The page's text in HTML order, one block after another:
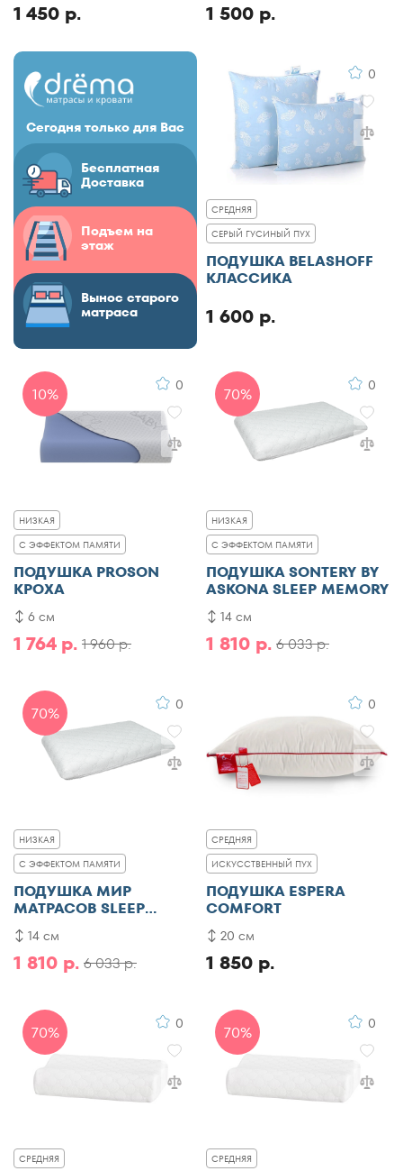
1 450 р. 1 500 р.
Сегодня только для Вас
Бесплатная
Доставка
Подъем на
этаж
Вынос старого
матраса
0
СРЕДНЯЯ
СЕРЫЙ ГУСИНЫЙ ПУХ
ПОДУШКА BELASHOFF
КЛАССИКА
1 600 р.
10% 0
НИЗКАЯ
С ЭФФЕКТОМ ПАМЯТИ
ПОДУШКА PROSON
КРОХА
1 960 р.
1 764 р.
6 см
70% 0
НИЗКАЯ
С ЭФФЕКТОМ ПАМЯТИ
ПОДУШКА SONTERY BY
ASKONA SLEEP MEMORY
6 033 р.
1 810 р.
14 см
70% 0
НИЗКАЯ
С ЭФФЕКТОМ ПАМЯТИ
ПОДУШКА МИР
МАТРАСОВ SLEEP
MEMORY
6 033 р.
1 810 р.
14 см
0
СРЕДНЯЯ
ИСКУССТВЕННЫЙ ПУХ
ПОДУШКА ESPERA
COMFORT
1 850 р.
20 см
70% 0
СРЕДНЯЯ
70% 0
СРЕДНЯЯ